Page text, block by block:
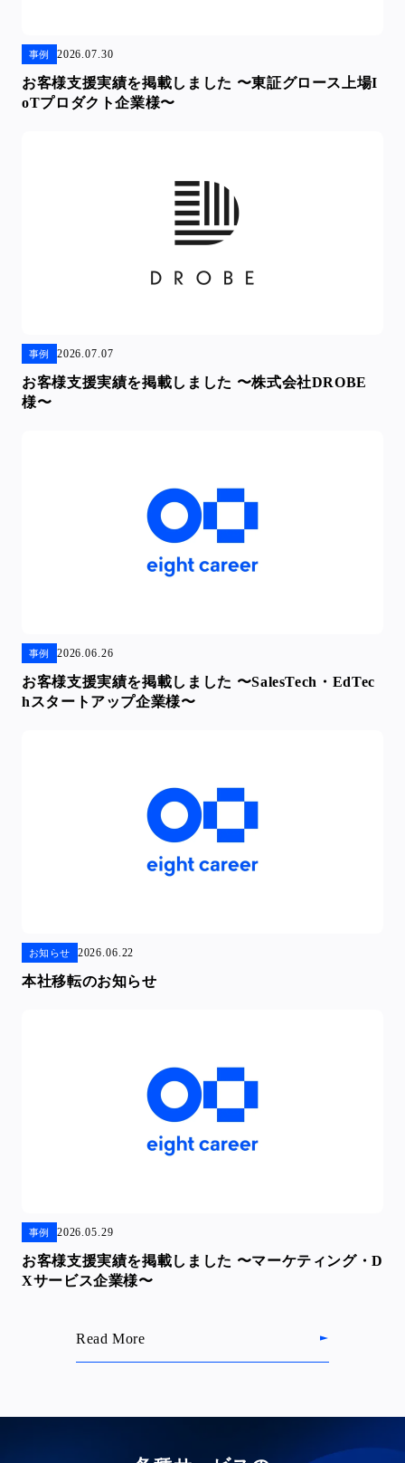
事例 2026.07.30
お客様支援実績を掲載しました 〜東証グロース上場I
oTプロダクト企業様〜
事例 2026.07.07
お客様支援実績を掲載しました 〜株式会社DROBE
様〜
事例 2026.06.26
お客様支援実績を掲載しました 〜SalesTech・EdTec
hスタートアップ企業様〜
お知らせ 2026.06.22
本社移転のお知らせ
事例 2026.05.29
お客様支援実績を掲載しました 〜マーケティング・D
Xサービス企業様〜
Read More